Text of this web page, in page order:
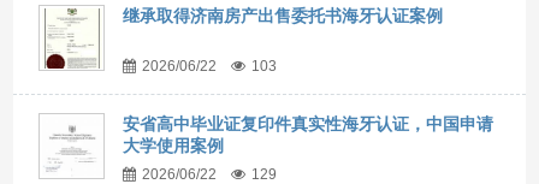
继承取得济南房产出售委托书海牙认证案例
2026/06/22 103
安省高中毕业证复印件真实性海牙认证，中国申请
大学使用案例
2026/06/22 129